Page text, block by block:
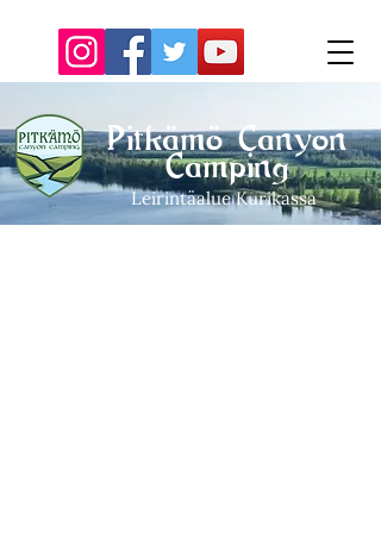
Pitkämö Canyon
Camping
Leirintäalue Kurikassa